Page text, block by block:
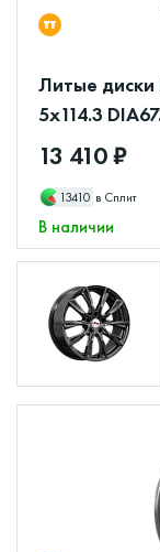
Литые диски
5x114.3
13 410 ₽
13410 в Сплит
В наличии